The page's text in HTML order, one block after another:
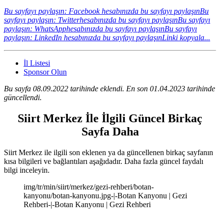
Bu sayfayı paylaşın: Facebook hesabınızda bu sayfayı paylaşınBu
sayfayı paylaşın: Twitterhesabınızda bu sayfayı paylaşınBu sayfayı
paylaşın: WhatsApphesabınızda bu sayfayı paylaşınBu sayfayı
paylaşın: LinkedIn hesabınızda bu sayfayı paylaşınLinki kopyala...
İl Listesi
Sponsor Olun
Bu sayfa 08.09.2022 tarihinde eklendi. En son 01.04.2023 tarihinde
güncellendi.
Siirt Merkez İle İlgili Güncel Birkaç
Sayfa Daha
Siirt Merkez ile ilgili son eklenen ya da güncellenen birkaç sayfanın
kısa bilgileri ve bağlantıları aşağıdadır. Daha fazla güncel faydalı
bilgi inceleyin.
img/tr/min/siirt/merkez/gezi-rehberi/botan-
kanyonu/botan-kanyonu.jpg-|-Botan Kanyonu | Gezi
Rehberi-|-Botan Kanyonu | Gezi Rehberi